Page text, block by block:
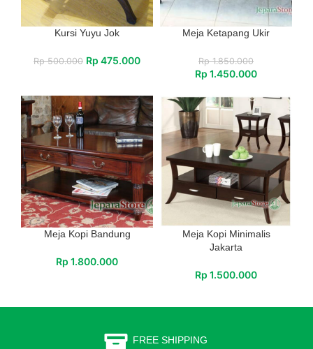
Kursi Yuyu Jok
Rp500.000 Rp 475.000
Meja Ketapang Ukir
Rp1.850.000
Rp 1.450.000
Meja Kopi Bandung
Rp 1.800.000
Meja Kopi Minimalis
Jakarta
Rp 1.500.000
FREE SHIPPING